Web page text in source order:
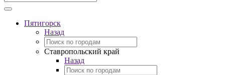
Пятигорск
Назад
Ставропольский край
Назад